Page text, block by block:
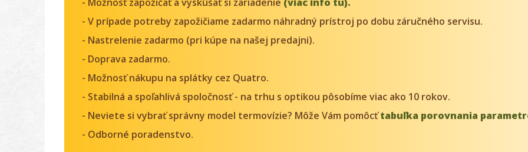
- V prípade potreby zapožičiame zadarmo náhradný prístroj po dobu záručného servisu.
- Nastrelenie zadarmo (pri kúpe na našej predajni).
- Doprava zadarmo.
- Možnosť nákupu na splátky cez Quatro.
- Stabilná a spoľahlivá spoločnosť - na trhu s optikou pôsobíme viac ako 10 rokov.
- Neviete si vybrať správny model termovízie? Môže Vám pomôcťtabuľka porovnania
- Odborné poradenstvo.